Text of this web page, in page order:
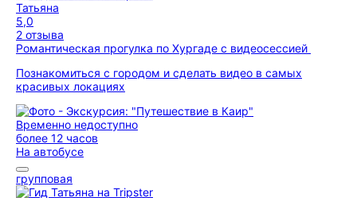
Татьяна
5,0
2 отзыва
Романтическая прогулка по Хургаде с видеосессией
Познакомиться с городом и сделать видео в самых
красивых локациях
Временно недоступно
более 12 часов
На автобусе
групповая